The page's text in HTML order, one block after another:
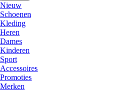
Nieuw
Schoenen
Kleding
Heren
Dames
Kinderen
Sport
Accessoires
Promoties
Merken